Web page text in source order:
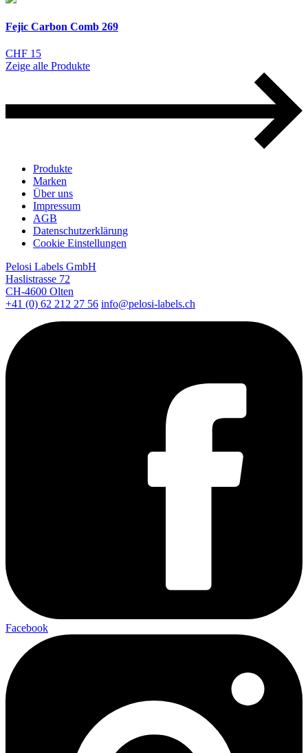
Fejic Carbon Comb 269
CHF 15
Zeige alle Produkte
Produkte
Marken
Über uns
Impressum
AGB
Datenschutzerklärung
Cookie Einstellungen
Pelosi Labels GmbH
Haslistrasse 72
CH-4600 Olten
+41 (0) 62 212 27 56 info@pelosi-labels.ch
Facebook